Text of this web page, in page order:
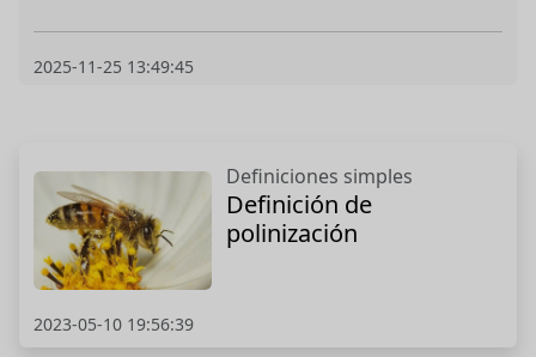
2025-11-25 13:49:45
Definiciones simples
Definición de
polinización
2023-05-10 19:56:39